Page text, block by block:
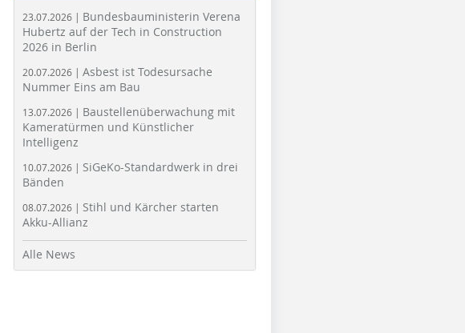
23.07.2026 | Bundesbauministerin Verena
Hubertz auf der Tech in Construction
2026 in Berlin
20.07.2026 | Asbest ist Todesursache
Nummer Eins am Bau
13.07.2026 | Baustellenüberwachung mit
Kameratürmen und Künstlicher
Intelligenz
10.07.2026 | SiGeKo-Standardwerk in drei
Bänden
08.07.2026 | Stihl und Kärcher starten
Akku-Allianz
Alle News